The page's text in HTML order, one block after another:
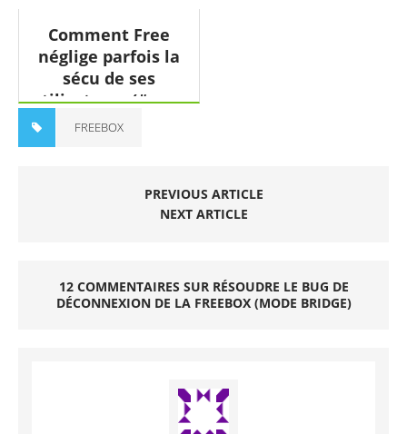
Comment Free
néglige parfois la
sécu de ses
utilisateurs (#coup
de gueule)
FREEBOX
PREVIOUS ARTICLE
NEXT ARTICLE
12 COMMENTAIRES SUR RÉSOUDRE LE BUG DE
DÉCONNEXION DE LA FREEBOX (MODE BRIDGE)